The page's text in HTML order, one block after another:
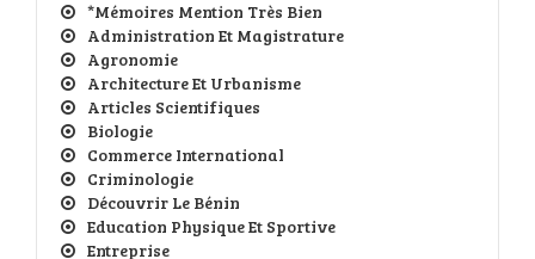
*Mémoires Mention Très Bien
Administration Et Magistrature
Agronomie
Architecture Et Urbanisme
Articles Scientifiques
Biologie
Commerce International
Criminologie
Découvrir Le Bénin
Education Physique Et Sportive
Entreprise